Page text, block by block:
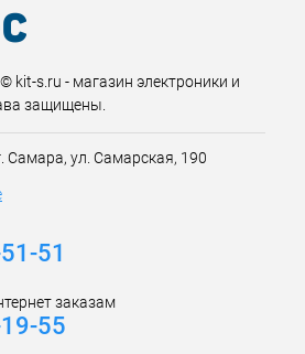
kit-s.ru - магазин электроники и
защищены.
Самара, ул. Самарская, 190
51
заказам
55